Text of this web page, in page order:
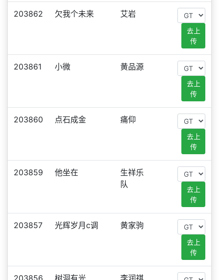
203862 欠我个未来 艾岩
去上
传
203861 小微 黄品源
去上
传
203860 点石成金 痛仰
去上
传
203859 他坐在
生祥乐
队
去上
传
203857 光辉岁月c调 黄家驹
去上
传
203856 树洞有光 李润祺